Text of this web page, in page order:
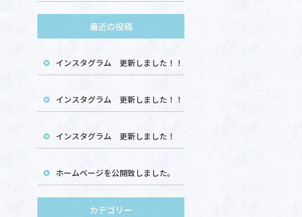
最近の投稿
インスタグラム 更新しました！！
インスタグラム 更新しました！！
インスタグラム 更新しました！
ホームページを公開致しました。
カテゴリー